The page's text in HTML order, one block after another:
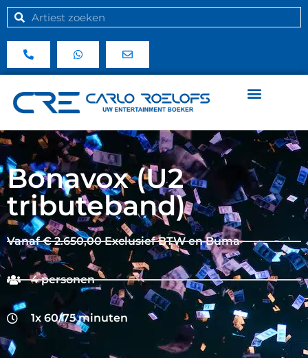
Bonavox (U2
tributeband)
Vanaf € 2.650,00 Exclusief BTW en Buma
4 personen
1x 60/75 minuten